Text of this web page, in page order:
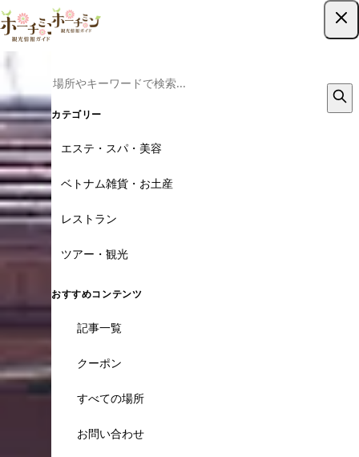
カテゴリー
エステ・スパ・美容
ベトナム雑貨・お土産
レストラン
ツアー・観光
おすすめコンテンツ
記事一覧
クーポン
すべての場所
お問い合わせ